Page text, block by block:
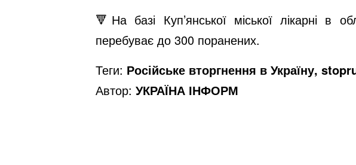
🔻На базі Куп’янської міської лікарні в
перебуває до 300 поранених.
Теги: Російське вторгнення в Україну,
Автор: УКРАЇНА ІНФОРМ